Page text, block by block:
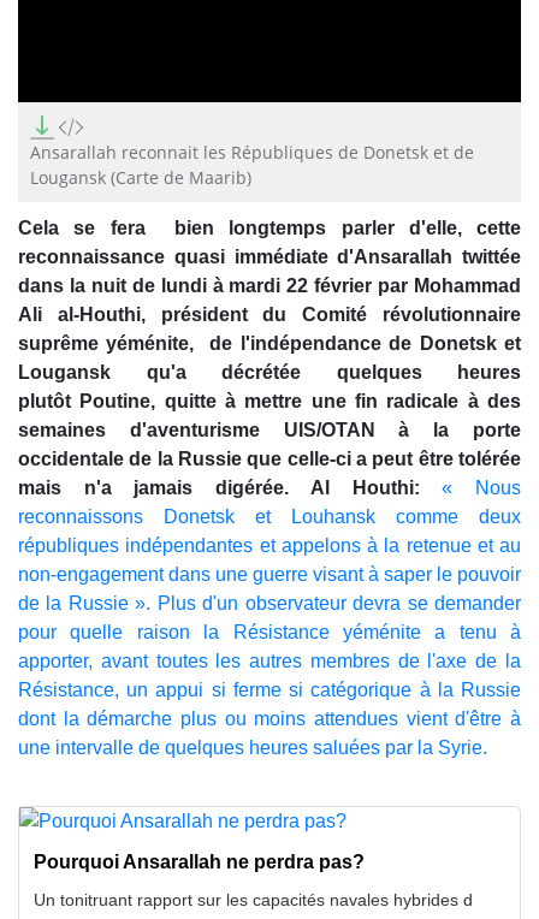
seconds
of
minutes,
seconds
Ansarallah reconnait les Républiques de Donetsk et de
Lougansk (Carte de Maarib)
Cela se fera bien longtemps parler d'elle, cette
reconnaissance quasi immédiate d'Ansarallah twittée
dans la nuit de lundi à mardi 22 février par Mohammad
Ali al-Houthi, président du Comité révolutionnaire
suprême yéménite, de l'indépendance de Donetsk et
Lougansk qu'a décrétée quelques heures
plutôt Poutine, quitte à mettre une fin radicale à des
semaines d'aventurisme UIS/OTAN à la porte
occidentale de la Russie que celle-ci a peut être tolérée
mais n'a jamais digérée. Al Houthi:
« Nous
reconnaissons Donetsk et Louhansk comme deux
républiques indépendantes et appelons à la retenue et au
non-engagement dans une guerre visant à saper le pouvoir
de la Russie ». Plus d'un observateur devra se demander
pour quelle raison la Résistance yéménite a tenu à
apporter, avant toutes les autres membres de l'axe de la
Résistance, un appui si ferme si catégorique à la Russie
dont la démarche plus ou moins attendues vient d'être à
une intervalle de quelques heures saluées par la Syrie.
Pourquoi Ansarallah ne perdra pas?
Un tonitruant rapport sur les capacités navales hybrides d